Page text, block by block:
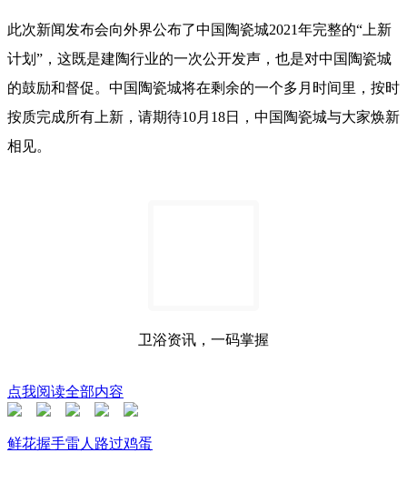
此次新闻发布会向外界公布了中国陶瓷城2021年完整的“上新
计划”，这既是建陶行业的一次公开发声，也是对中国陶瓷城
的鼓励和督促。中国陶瓷城将在剩余的一个多月时间里，按时
按质完成所有上新，请期待10月18日，中国陶瓷城与大家焕新
相见。
卫浴资讯，一码掌握
点我阅读全部内容
鲜花握手雷人 路过鸡蛋